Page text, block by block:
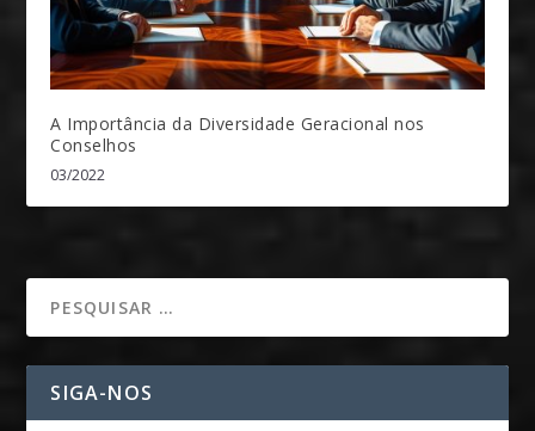
A Importância da Diversidade Geracional nos
Conselhos
03/2022
SIGA-NOS